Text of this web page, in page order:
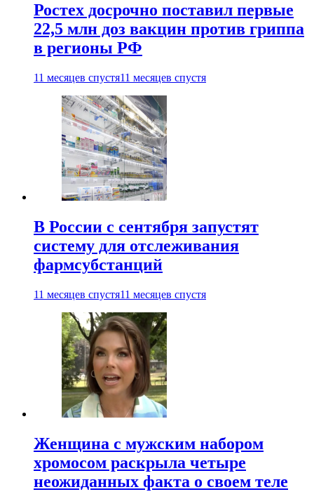
Ростех досрочно поставил первые
22,5 млн доз вакцин против гриппа
в регионы РФ
11 месяцев спустя11 месяцев спустя
В России с сентября запустят
систему для отслеживания
фармсубстанций
11 месяцев спустя11 месяцев спустя
Женщина с мужским набором
хромосом раскрыла четыре
неожиданных факта о своем теле